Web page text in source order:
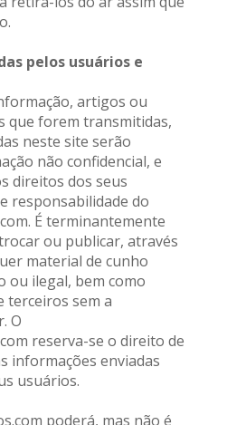
pelos usuários e
artigos ou
que forem transmitidas,
neste site serão
não confidencial, e
direitos dos seus
responsabilidade do
É terminantemente
ou publicar, através
material de cunho
ou ilegal, bem como
terceiros sem a
O
reserva-se o direito de
informações enviadas
usuários.
poderá, mas não é